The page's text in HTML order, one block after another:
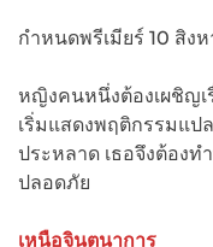
กำหนดพรีเมียร์ 10 สิง
หญิงคนหนึ่งต้องเผชิญเ
เริ่มแสดงพฤติกรรมแป
ประหลาด เธอจึงต้องท
ปลอดภัย
เหนือจินตนาการ